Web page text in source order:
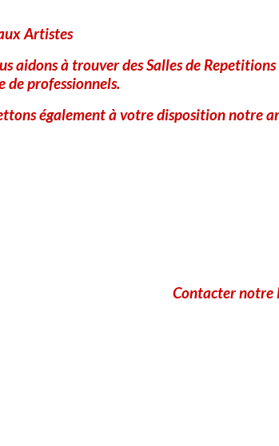
"Georgia :
chanson, se
Une
personnes
2006, Favio
Artistes
aidons à trouver des Salles de
de professionnels.
également à votre disposition notre
Contacter notre